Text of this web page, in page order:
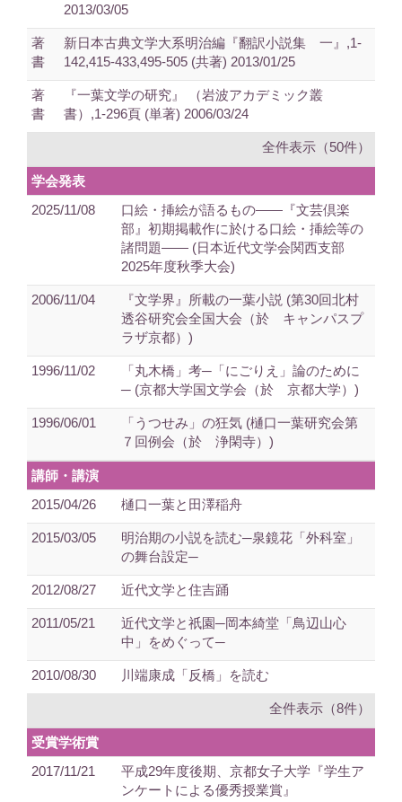
2013/03/05
著
書
新日本古典文学大系明治編『翻訳小説集 一』,1-
142,415-433,495-505 (共著) 2013/01/25
著
書
『一葉文学の研究』 （岩波アカデミック叢
書）,1-296頁 (単著) 2006/03/24
全件表示（50件）
学会発表
2025/11/08
口絵・挿絵が語るもの――『文芸倶楽
部』初期掲載作に於ける口絵・挿絵等の
諸問題―― (日本近代文学会関西支部
2025年度秋季大会)
2006/11/04
『文学界』所載の一葉小説 (第30回北村
透谷研究会全国大会（於 キャンパスプ
ラザ京都）)
1996/11/02
「丸木橋」考─「にごりえ」論のために
─ (京都大学国文学会（於 京都大学）)
1996/06/01
「うつせみ」の狂気 (樋口一葉研究会第
７回例会（於 浄閑寺）)
講師・講演
2015/04/26
樋口一葉と田澤稲舟
2015/03/05
明治期の小説を読む─泉鏡花「外科室」
の舞台設定─
2012/08/27 近代文学と住吉踊
2011/05/21
近代文学と祇園─岡本綺堂「鳥辺山心
中」をめぐって─
2010/08/30 川端康成「反橋」を読む
全件表示（8件）
受賞学術賞
2017/11/21
平成29年度後期、京都女子大学『学生ア
ンケートによる優秀授業賞』